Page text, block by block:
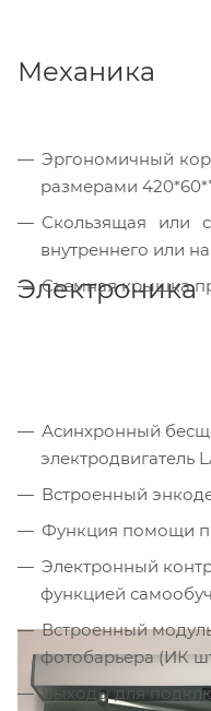
Механика
Эргономичный
размерами
Скользящая или
внутреннего или
Съемная крышка
Электроника
Асинхронный
электродвигатель
Встроенный
Функция помощи
Электронный
функцией
Встроенный
фотобарьера (ИК
Выходы для